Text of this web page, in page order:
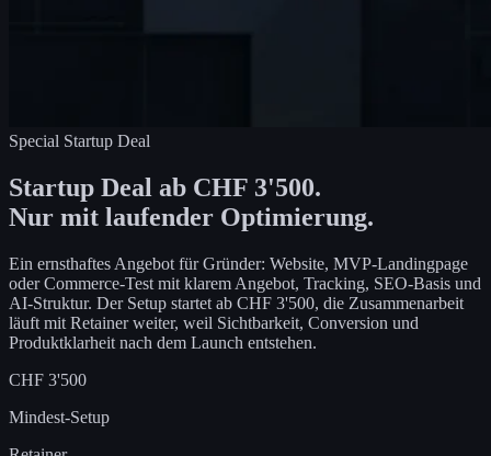
Special Startup Deal
Startup Deal ab CHF 3'500.
Nur mit laufender Optimierung.
Ein ernsthaftes Angebot für Gründer: Website, MVP-Landingpage
oder Commerce-Test mit klarem Angebot, Tracking, SEO-Basis und
AI-Struktur. Der Setup startet ab CHF 3'500, die Zusammenarbeit
läuft mit Retainer weiter, weil Sichtbarkeit, Conversion und
Produktklarheit nach dem Launch entstehen.
CHF 3'500
Mindest-Setup